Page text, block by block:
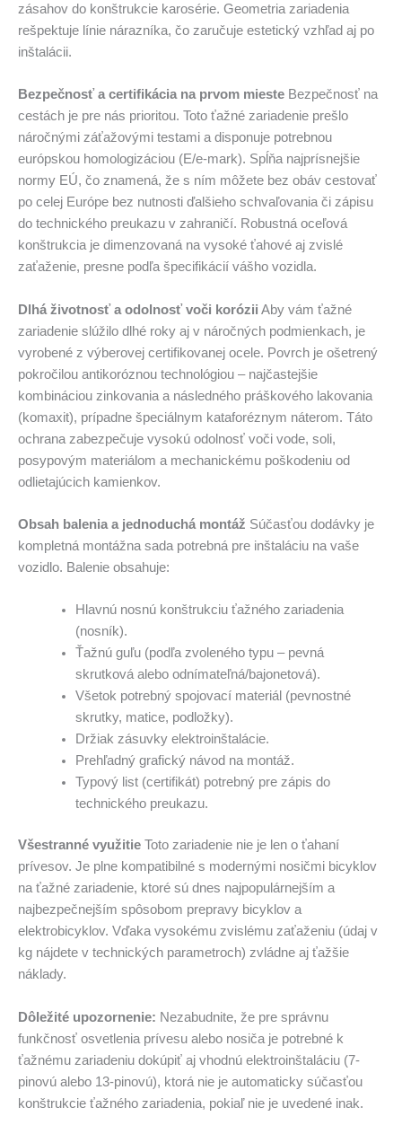
zásahov do konštrukcie karosérie. Geometria zariadenia
rešpektuje línie nárazníka, čo zaručuje estetický vzhľad aj po
inštalácii.
Bezpečnosť a certifikácia na prvom mieste Bezpečnosť na
cestách je pre nás prioritou. Toto ťažné zariadenie prešlo
náročnými záťažovými testami a disponuje potrebnou
európskou homologizáciou (E/e-mark). Spĺňa najprísnejšie
normy EÚ, čo znamená, že s ním môžete bez obáv cestovať
po celej Európe bez nutnosti ďalšieho schvaľovania či zápisu
do technického preukazu v zahraničí. Robustná oceľová
konštrukcia je dimenzovaná na vysoké ťahové aj zvislé
zaťaženie, presne podľa špecifikácií vášho vozidla.
Dlhá životnosť a odolnosť voči korózii Aby vám ťažné
zariadenie slúžilo dlhé roky aj v náročných podmienkach, je
vyrobené z výberovej certifikovanej ocele. Povrch je ošetrený
pokročilou antikoróznou technológiou – najčastejšie
kombináciou zinkovania a následného práškového lakovania
(komaxit), prípadne špeciálnym kataforéznym náterom. Táto
ochrana zabezpečuje vysokú odolnosť voči vode, soli,
posypovým materiálom a mechanickému poškodeniu od
odlietajúcich kamienkov.
Obsah balenia a jednoduchá montáž Súčasťou dodávky je
kompletná montážna sada potrebná pre inštaláciu na vaše
vozidlo. Balenie obsahuje:
Hlavnú nosnú konštrukciu ťažného zariadenia
(nosník).
Ťažnú guľu (podľa zvoleného typu – pevná
skrutková alebo odnímateľná/bajonetová).
Všetok potrebný spojovací materiál (pevnostné
skrutky, matice, podložky).
Držiak zásuvky elektroinštalácie.
Prehľadný grafický návod na montáž.
Typový list (certifikát) potrebný pre zápis do
technického preukazu.
Všestranné využitie Toto zariadenie nie je len o ťahaní
prívesov. Je plne kompatibilné s modernými nosičmi bicyklov
na ťažné zariadenie, ktoré sú dnes najpopulárnejším a
najbezpečnejším spôsobom prepravy bicyklov a
elektrobicyklov. Vďaka vysokému zvislému zaťaženiu (údaj v
kg nájdete v technických parametroch) zvládne aj ťažšie
náklady.
Dôležité upozornenie: Nezabudnite, že pre správnu
funkčnosť osvetlenia prívesu alebo nosiča je potrebné k
ťažnému zariadeniu dokúpiť aj vhodnú elektroinštaláciu (7-
pinovú alebo 13-pinovú), ktorá nie je automaticky súčasťou
konštrukcie ťažného zariadenia, pokiaľ nie je uvedené inak.